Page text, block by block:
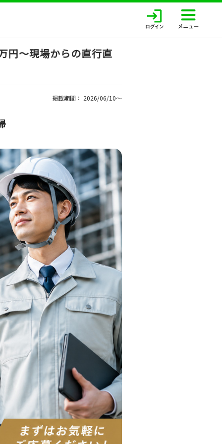
～現場からの直行直
掲載期間： 2026/06/10〜